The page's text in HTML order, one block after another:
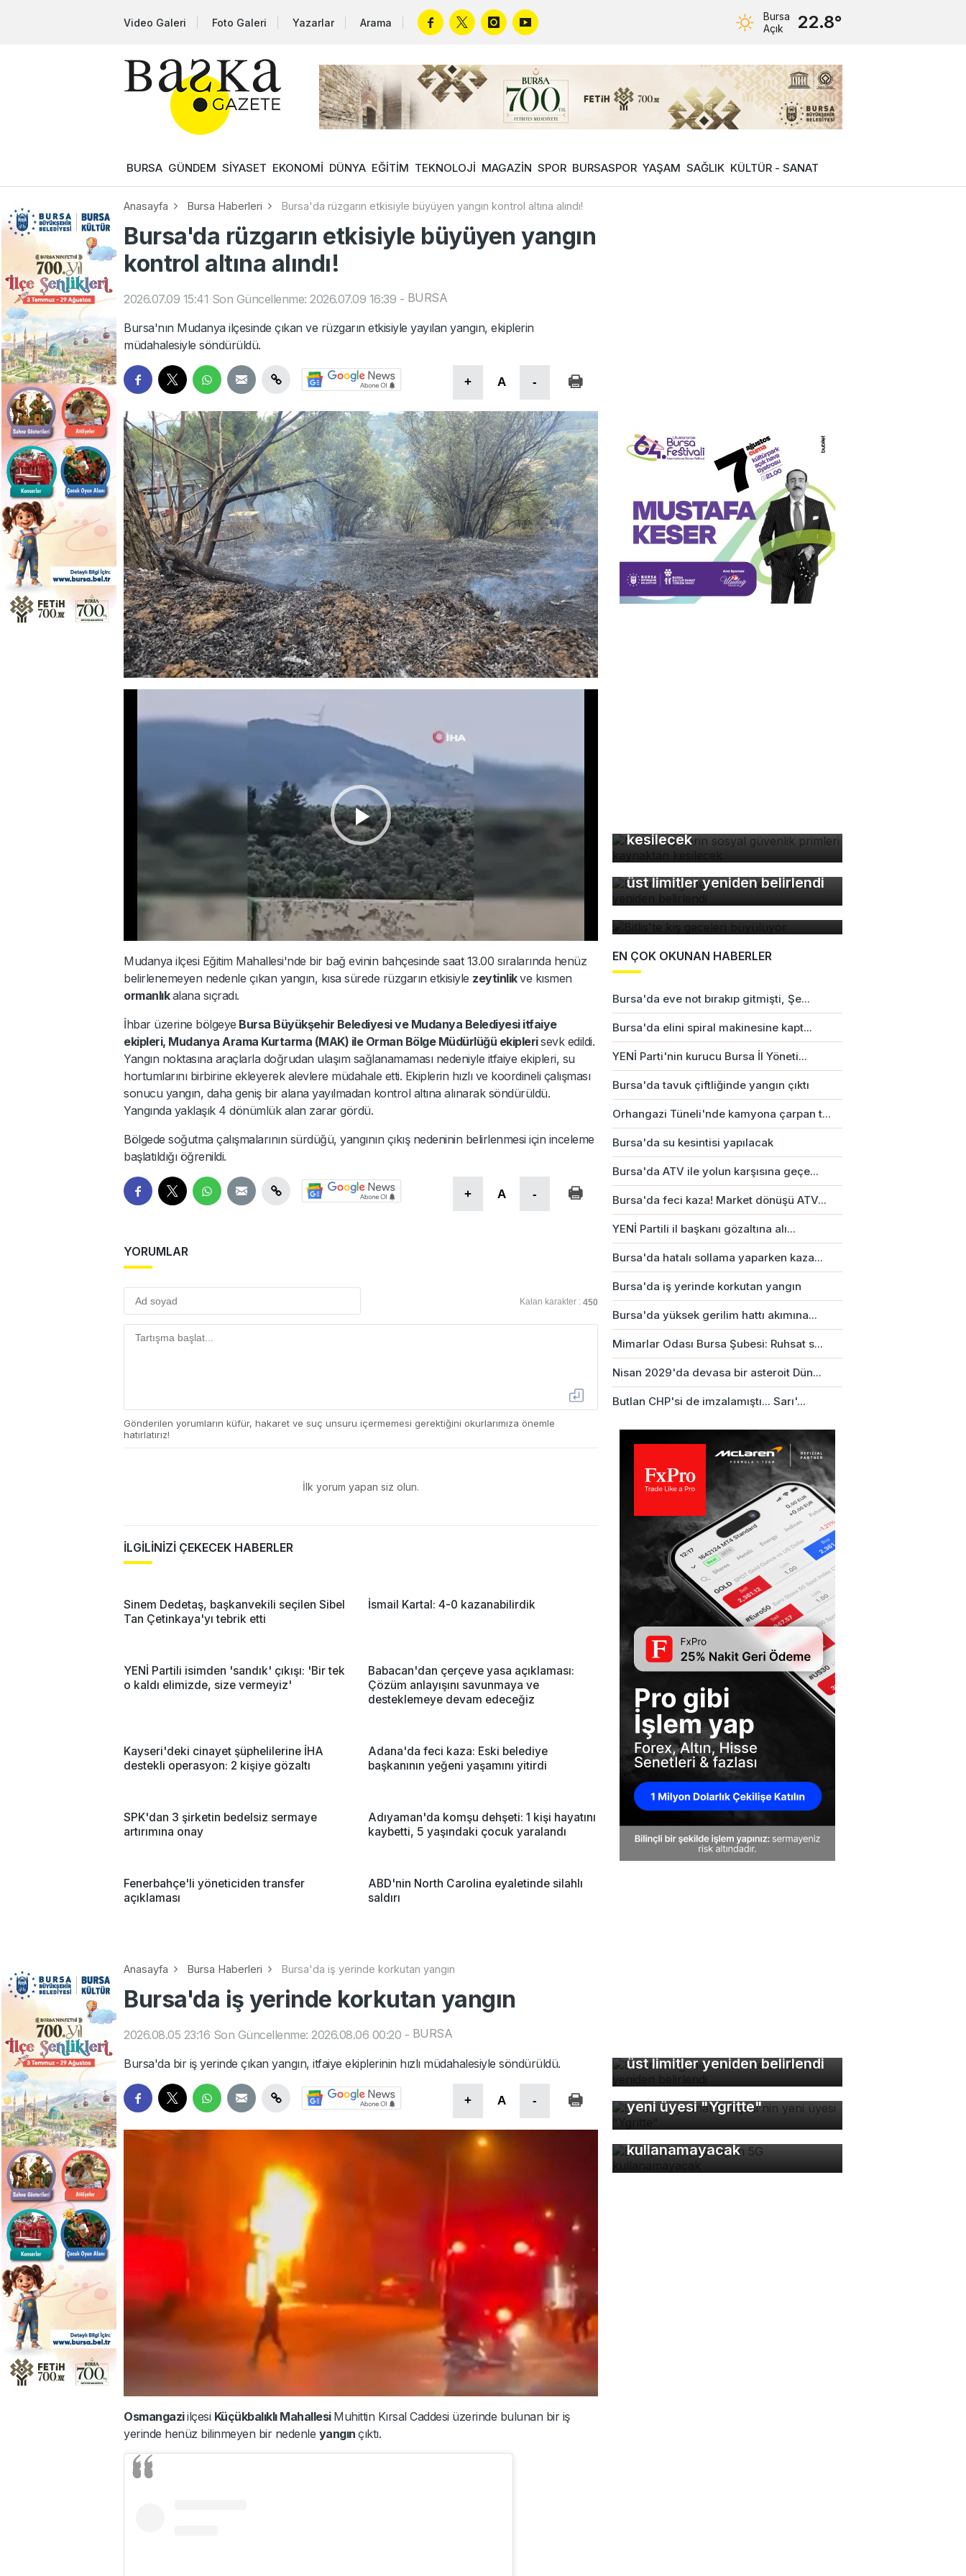
Video Galeri Foto Galeri Yazarlar Arama
Bursa
Açık
22.8°
BURSA GÜNDEM SİYASET EKONOMİ DÜNYA EĞİTİM TEKNOLOJİ MAGAZİN SPOR BURSASPOR YAŞAM SAĞLIK KÜLTÜR - SANAT
Anasayfa Bursa Haberleri Bursa'da rüzgarın etkisiyle büyüyen yangın kontrol altına alındı!
Bursa'da rüzgarın etkisiyle büyüyen yangın
kontrol altına alındı!
2026.07.09 15:41 Son Güncellenme: 2026.07.09 16:39 - BURSA
Bursa'nın Mudanya ilçesinde çıkan ve rüzgarın etkisiyle yayılan yangın, ekiplerin
müdahalesiyle söndürüldü.
+ A -
Mudanya ilçesi Eğitim Mahallesi'nde bir bağ evinin bahçesinde saat 13.00 sıralarında henüz
belirlenemeyen nedenle çıkan yangın, kısa sürede rüzgarın etkisiyle zeytinlikve kısmen
ormanlıkalana sıçradı.
İhbar üzerine bölgeye Bursa Büyükşehir Belediyesi ve Mudanya Belediyesi itfaiye
ekipleri, Mudanya Arama Kurtarma (MAK) ile Orman Bölge Müdürlüğü ekiplerisevk edildi.
Yangın noktasına araçlarla doğrudan ulaşım sağlanamaması nedeniyle itfaiye ekipleri, su
hortumlarını birbirine ekleyerek alevlere müdahale etti. Ekiplerin hızlı ve koordineli çalışması
sonucu yangın, daha geniş bir alana yayılmadan kontrol altına alınarak söndürüldü.
Yangında yaklaşık 4 dönümlük alan zarar gördü.
Bölgede soğutma çalışmalarının sürdüğü, yangının çıkış nedeninin belirlenmesi için inceleme
başlatıldığı öğrenildi.
+ A -
YORUMLAR
Kalan karakter : 450
Gönderilen yorumların küfür, hakaret ve suç unsuru içermemesi gerektiğini okurlarımıza önemle
hatırlatırız!
İlk yorum yapan siz olun.
İLGİLİNİZİ ÇEKECEK HABERLER
Sinem Dedetaş, başkanvekili seçilen Sibel
Tan Çetinkaya'yı tebrik etti
İsmail Kartal: 4-0 kazanabilirdik
YENİ Partili isimden 'sandık' çıkışı: 'Bir tek
o kaldı elimizde, size vermeyiz'
Babacan'dan çerçeve yasa açıklaması:
Çözüm anlayışını savunmaya ve
desteklemeye devam edeceğiz
Kayseri'deki cinayet şüphelilerine İHA
destekli operasyon: 2 kişiye gözaltı
Adana'da feci kaza: Eski belediye
başkanının yeğeni yaşamını yitirdi
SPK'dan 3 şirketin bedelsiz sermaye
artırımına onay
Adıyaman'da komşu dehşeti: 1 kişi hayatını
kaybetti, 5 yaşındaki çocuk yaralandı
Fenerbahçe'li yöneticiden transfer
açıklaması
ABD'nin North Carolina eyaletinde silahlı
saldırı
kesilecek
Balon balığı desteklerinde
üst limitler yeniden belirlendi
Bitlis'te kış geceleri
büyülüyor
EN ÇOK OKUNAN HABERLER
Bursa'da eve not bırakıp gitmişti, Şe...
Bursa'da elini spiral makinesine kapt...
YENİ Parti'nin kurucu Bursa İl Yöneti...
Bursa'da tavuk çiftliğinde yangın çıktı
Orhangazi Tüneli'nde kamyona çarpan t...
Bursa'da su kesintisi yapılacak
Bursa'da ATV ile yolun karşısına geçe...
Bursa'da feci kaza! Market dönüşü ATV...
YENİ Partili il başkanı gözaltına alı...
Bursa'da hatalı sollama yaparken kaza...
Bursa'da iş yerinde korkutan yangın
Bursa'da yüksek gerilim hattı akımına...
Mimarlar Odası Bursa Şubesi: Ruhsat s...
Nisan 2029'da devasa bir asteroit Dün...
Butlan CHP'si de imzalamıştı... Sarı'...
Anasayfa Bursa Haberleri Bursa'da iş yerinde korkutan yangın
Bursa'da iş yerinde korkutan yangın
2026.08.05 23:16 Son Güncellenme: 2026.08.06 00:20 - BURSA
Bursa'da bir iş yerinde çıkan yangın, itfaiye ekiplerinin hızlı müdahalesiyle söndürüldü.
+ A -
Osmangaziilçesi Küçükbalıklı Mahallesi Muhittin Kırsal Caddesi üzerinde bulunan bir iş
yerinde henüz bilinmeyen bir nedenle yangın çıktı.
üst limitler yeniden belirlendi
Bursa Hayvanat Bahçesi'nin
yeni üyesi "Ygritte"
Bu ayarları yapmayan 5G
kullanamayacak